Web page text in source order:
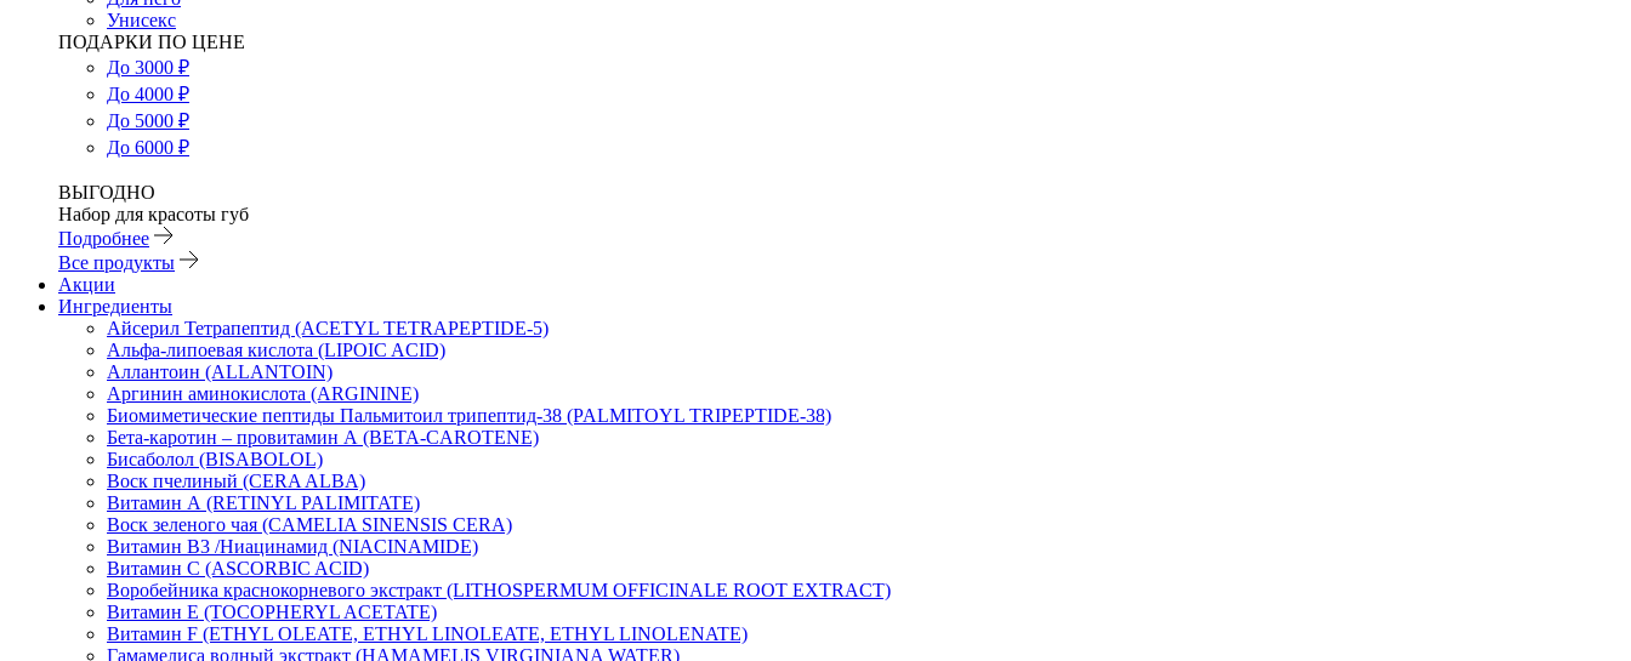
Унисекс
ПОДАРКИ ПО ЦЕНЕ
До 3000 ₽
До 4000 ₽
До 5000 ₽
До 6000 ₽
ВЫГОДНО
Набор для красоты губ
Подробнее
Все продукты
Акции
Ингредиенты
Айсерил Тетрапептид (ACETYL TETRAPEPTIDE-5)
Альфа-липоевая кислота (LIPOIC ACID)
Аллантоин (ALLANTOIN)
Аргинин аминокислота (ARGININE)
Биомиметические пептиды Пальмитоил трипептид-38 (PALMITOYL TRIPEPTIDE-38)
Бета-каротин – провитамин А (BETA-CAROTENE)
Бисаболол (BISABOLOL)
Воск пчелиный (CERA ALBA)
Витамин А (RETINYL PALIMITATE)
Воск зеленого чая (CAMELIA SINENSIS CERA)
Витамин B3 /Ниацинамид (NIACINAMIDE)
Витамин C (ASCORBIC ACID)
Воробейника краснокорневого экстракт (LITHOSPERMUM OFFICINALE ROOT EXTRACT)
Витамин Е (TOCOPHERYL ACETATE)
Витамин F (ETHYL OLEATE, ETHYL LINOLEATE, ETHYL LINOLENATE)
Гамамелиса водный экстракт (HAMAMELIS VIRGINIANA WATER)